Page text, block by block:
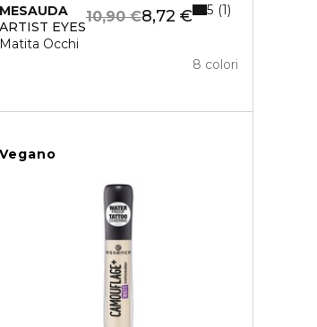
MESAUDA
ARTIST EYES
Matita Occhi
8,72 €
10,90 €
8 colori
5 1
Vegano